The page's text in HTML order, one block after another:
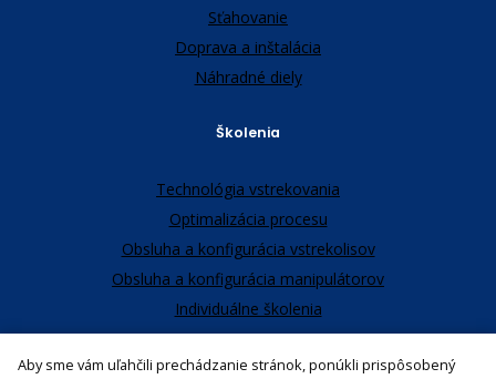
Sťahovanie
Doprava a inštalácia
Náhradné diely
Školenia
Technológia vstrekovania
Optimalizácia procesu
Obsluha a konfigurácia vstrekolisov
Obsluha a konfigurácia manipulátorov
Individuálne školenia
Aby sme vám uľahčili prechádzanie stránok, ponúkli prispôsobený